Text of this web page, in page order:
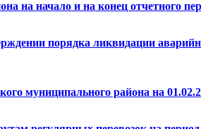
на начало и на конец отчетного
порядка ликвидации
муниципального района на